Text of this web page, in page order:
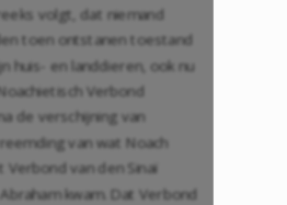
volgt, dat niemand
toen ontstanen toestand
huis- en landdieren, ook nu
Verbond
de verschijning van
van wat Noach
van den Sinaï
kwam. Dat Verbond